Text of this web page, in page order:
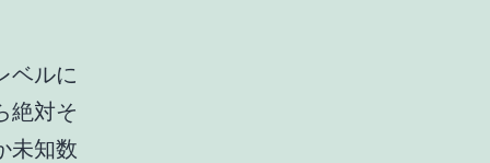
ベルに
絶対そ
未知数